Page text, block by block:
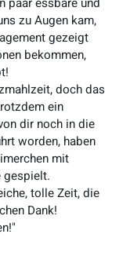
zu Augen kam,
gezeigt
bekommen,
doch das
ein
dir noch in die
worden, haben
mit
gespielt.
tolle Zeit, die
Dank!